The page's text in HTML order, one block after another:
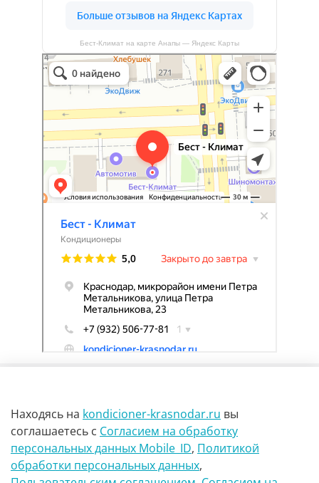
Бест-Климат на карте Анапы — Яндекс Карты
Бест-климат
Кондиционеры в Краснодаре
г Краснодар Ул Петра метальникова 23
Находясь на kondicioner-krasnodar.ru вы
соглашаетесь с Согласием на обработку
персональных данных Mobile_ID, Политикой
обработки персональных данных,